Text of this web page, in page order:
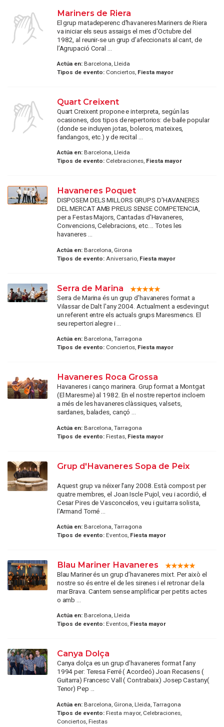
Mariners de Riera
El grup matadeperenc d'havaneres Mariners de Riera
va iniciar els seus assaigs el mes d'Octubre del
1982, al reunir-se un grup d’afeccionats al cant, de
l’Agrupació Coral ...
Actúa en:Barcelona, Lleida
Tipos de evento:Conciertos, Fiesta mayor
Quart Creixent
Quart Creixent propone e interpreta, según las
ocasiones, dos tipos de repertorios: de baile popular
(donde se incluyen jotas, boleros, mateixes,
fandangos, etc.) y de recital ...
Actúa en:Barcelona, Lleida
Tipos de evento:Celebraciones, Fiesta mayor
Havaneres Poquet
DISPOSEM DELS MILLORS GRUPS D'HAVANERES
DEL MERCAT AMB PREUS SENSE COMPETENCIA,
per a Festas Majors, Cantadas d'Havaneres,
Convencions, Celebracions, etc.... Totes les
havaneres ...
Actúa en:Barcelona, Girona
Tipos de evento:Aniversario, Fiesta mayor
Serra de Marina
Serra de Marina és un grup d'havaneres format a
Vilassar de Dalt l'any 2004. Actualment a esdevingut
un referent entre els actuals grups Maresmencs. El
seu repertori alegre i ...
Actúa en:Barcelona, Tarragona
Tipos de evento:Conciertos, Fiesta mayor
Havaneres Roca Grossa
Havaneres i canço marinera. Grup format a Montgat
(El Maresme) al 1982. En el nostre repertori incloem
a més de les havaneres clàssiques, valsets,
sardanes, balades, cançó ...
Actúa en:Barcelona, Tarragona
Tipos de evento:Fiestas, Fiesta mayor
Grup d'Havaneres Sopa de Peix
Aquest grup va néixer l'any 2008. Està compost per
quatre membres, el Joan Iscle Pujol, veu i acordió, el
Cesar Pires de Vasconcelos, veu i guitarra solista,
l'Armand Torné ...
Actúa en:Barcelona, Tarragona
Tipos de evento:Eventos, Fiesta mayor
Blau Mariner Havaneres
Blau Mariner és un grup d’havaneres mixt. Per això el
nostre so és entre el de les sirenes i el retronar de la
mar Brava. Cantem sense amplificar per petits actes
o amb ...
Actúa en:Barcelona, Lleida
Tipos de evento:Eventos, Fiesta mayor
Canya Dolça
Canya dolça es un grup d’havaneres format l’any
1994 per: Teresa Ferré ( Acordeó) Joan Recasens (
Guitarra) Francesc Vall ( Contrabaix) Josep Castany(
Tenor) Pep ...
Actúa en:Barcelona, Girona, Lleida, Tarragona
Tipos de evento:Fiesta mayor, Celebraciones,
Conciertos, Fiestas